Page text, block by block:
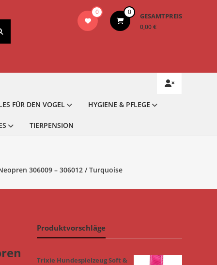
0 0 GESAMTPREIS
0,00 €
FÜR DEN VOGEL HYGIENE & PFLEGE
TIERPENSION
306009 – 306012 / Turquoise
Produktvorschläge
Trixie Hundespielzeug Soft &